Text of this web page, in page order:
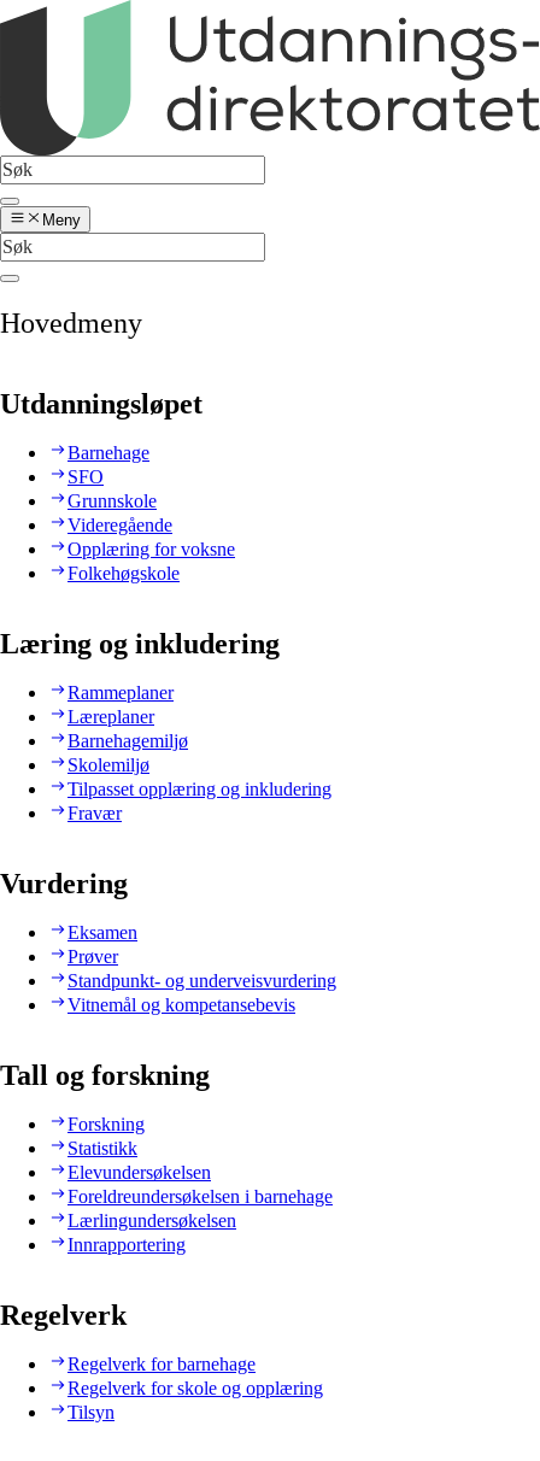
Meny
Hovedmeny
Utdanningsløpet
Barnehage
SFO
Grunnskole
Videregående
Opplæring for voksne
Folkehøgskole
Læring og inkludering
Rammeplaner
Læreplaner
Barnehagemiljø
Skolemiljø
Tilpasset opplæring og inkludering
Fravær
Vurdering
Eksamen
Prøver
Standpunkt- og underveisvurdering
Vitnemål og kompetansebevis
Tall og forskning
Forskning
Statistikk
Elevundersøkelsen
Foreldreundersøkelsen i barnehage
Lærlingundersøkelsen
Innrapportering
Regelverk
Regelverk for barnehage
Regelverk for skole og opplæring
Tilsyn